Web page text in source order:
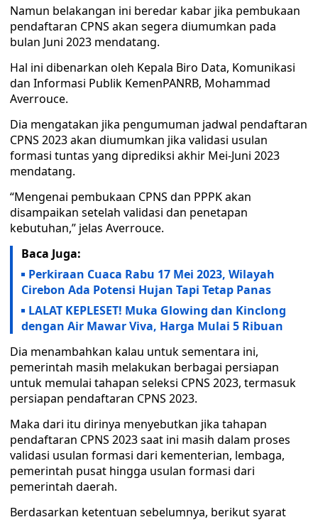
Namun belakangan ini beredar kabar jika pembukaan
pendaftaran CPNS akan segera diumumkan pada
bulan Juni 2023 mendatang.
Hal ini dibenarkan oleh Kepala Biro Data, Komunikasi
dan Informasi Publik KemenPANRB, Mohammad
Averrouce.
Dia mengatakan jika pengumuman jadwal pendaftaran
CPNS 2023 akan diumumkan jika validasi usulan
formasi tuntas yang diprediksi akhir Mei-Juni 2023
mendatang.
“Mengenai pembukaan CPNS dan PPPK akan
disampaikan setelah validasi dan penetapan
kebutuhan,” jelas Averrouce.
Baca Juga:
Perkiraan Cuaca Rabu 17 Mei 2023, Wilayah
Cirebon Ada Potensi Hujan Tapi Tetap Panas
LALAT KEPLESET! Muka Glowing dan Kinclong
dengan Air Mawar Viva, Harga Mulai 5 Ribuan
Dia menambahkan kalau untuk sementara ini,
pemerintah masih melakukan berbagai persiapan
untuk memulai tahapan seleksi CPNS 2023, termasuk
persiapan pendaftaran CPNS 2023.
Maka dari itu dirinya menyebutkan jika tahapan
pendaftaran CPNS 2023 saat ini masih dalam proses
validasi usulan formasi dari kementerian, lembaga,
pemerintah pusat hingga usulan formasi dari
pemerintah daerah.
Berdasarkan ketentuan sebelumnya, berikut syarat